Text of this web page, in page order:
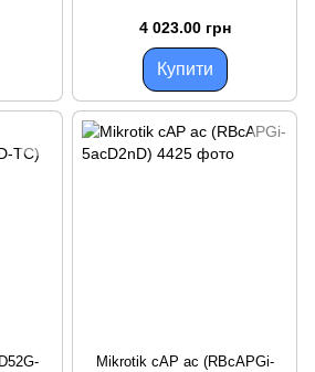
4 023.00 грн
Купити
Mikrotik cAP ac (RBcAPGi-